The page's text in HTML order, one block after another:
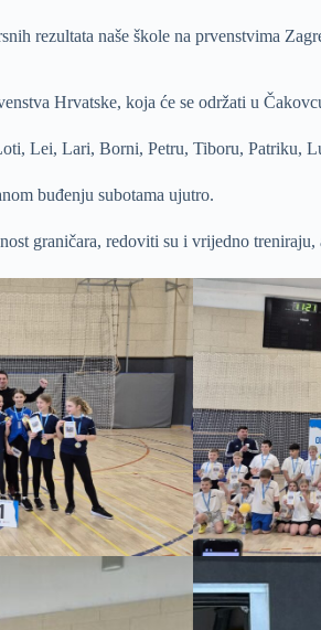
rezultata naše škole na prvenstvima
Hrvatske, koja će se održati u
Lei, Lari, Borni, Petru, Tiboru, Patriku,
buđenju subotama ujutro.
graničara, redoviti su i vrijedno